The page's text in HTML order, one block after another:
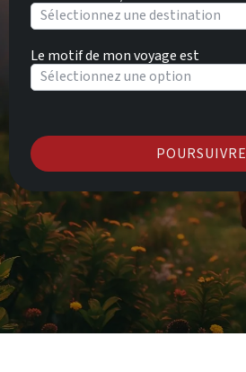
Sélectionnez une destination
Le motif de mon voyage est
Sélectionnez une option
POURSUIVRE